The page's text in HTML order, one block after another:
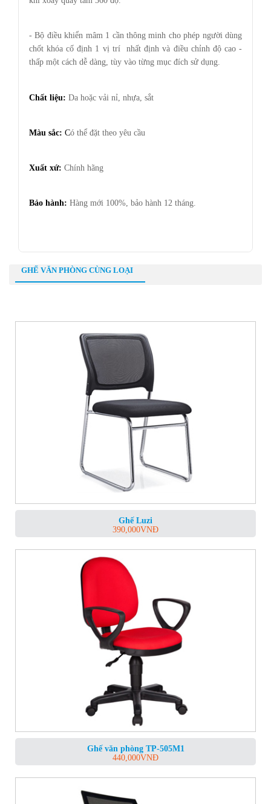
- Bộ điều khiển mâm 1 cần thông minh cho phép người dùng
chốt khóa cố định 1 vị trí nhất định và điều chỉnh độ cao -
thấp một cách dễ dàng, tùy vào từng mục đích sử dụng.
Chất liệu: Da hoặc vải nỉ, nhựa, sắt
Màu sắc: Có thể đặt theo yêu cầu
Xuất xứ: Chính hãng
Bảo hành: Hàng mới 100%, bảo hành 12 tháng.
GHẾ VĂN PHÒNG CÙNG LOẠI
Ghế Luzi
390,000VNĐ
Ghế văn phòng TP-505M1
440,000VNĐ